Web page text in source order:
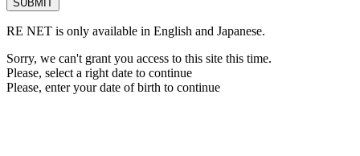
RE NET is only available in English and Japanese.
Sorry, we can't grant you access to this site this time.
Please, select a right date to continue
Please, enter your date of birth to continue